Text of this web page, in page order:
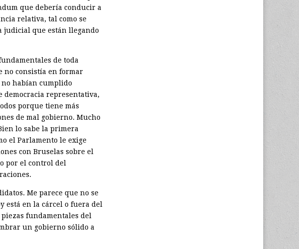
que debería conducir a
relativa, tal como se
judicial que están llegando
de toda
no consistía en formar
no habían cumplido
democracia representativa,
porque tiene más
de mal gobierno. Mucho
lo sabe la primera
el Parlamento le exige
con Bruselas sobre el
por el control del
Me parece que no se
está en la cárcel o fuera del
fundamentales del
un gobierno sólido a